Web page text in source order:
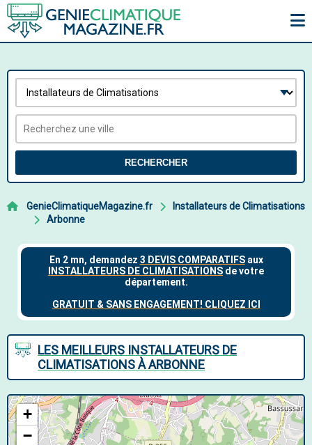
RECHERCHER
GenieClimatiqueMagazine.fr
Installateurs de Climatisations
Arbonne
LES MEILLEURS INSTALLATEURS DE
CLIMATISATIONS À ARBONNE
+
−